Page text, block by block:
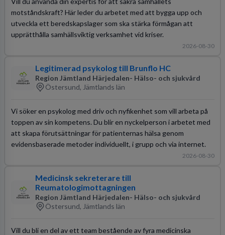
motståndskraft? Här leder du arbetet med att bygga upp och
utveckla ett beredskapslager som ska stärka förmågan att
upprätthålla samhällsviktig verksamhet vid kriser.
2026-08-30
Legitimerad psykolog till Brunflo HC
Region Jämtland Härjedalen- Hälso- och sjukvård
Östersund, Jämtlands län
Vi söker en psykolog med driv och nyfikenhet som vill arbeta på
toppen av sin kompetens. Du blir en nyckelperson i arbetet med
att skapa förutsättningar för patienternas hälsa genom
evidensbaserade metoder individuellt, i grupp och via internet.
2026-08-30
Medicinsk sekreterare till
Reumatologimottagningen
Region Jämtland Härjedalen- Hälso- och sjukvård
Östersund, Jämtlands län
Vill du bli en del av ett team bestående av fyra medicinska